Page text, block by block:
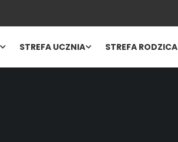
STREFA UCZNIA STREFA RODZICA